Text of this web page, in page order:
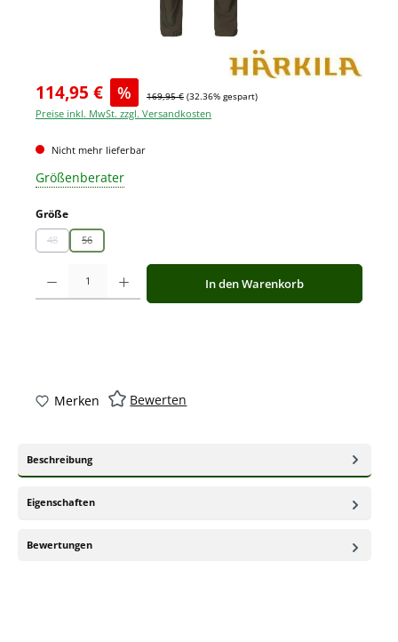
114,95 € % 169,95 € (32.36% gespart)
Preise inkl. MwSt. zzgl. Versandkosten
Nicht mehr lieferbar
Größenberater
Größeauswählen
48
(Diese Option ist zurzeit nicht verfügbar.)
56
(Diese Option ist zurzeit nicht verfügbar.)
Produkt Anzahl: Gib den gewünschten Wert ein oder benutze die
In den Warenkorb
Merken Bewerten
Beschreibung
Eigenschaften
Bewertungen